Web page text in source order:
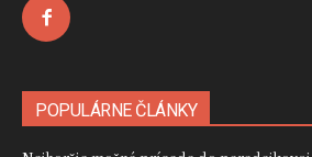
POPULÁRNE ČLÁNKY